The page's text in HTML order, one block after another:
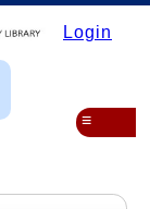
Login
≡